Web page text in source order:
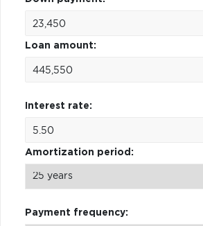
Loan amount:
Interest rate:
Amortization period:
Payment frequency: